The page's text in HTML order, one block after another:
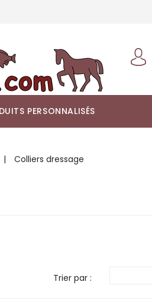
PERSONNALISÉS
Colliers dressage
Trier par :